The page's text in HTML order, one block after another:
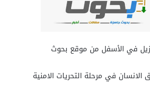
في الأسفل من موقع بحوث
في مرحلة التحريات الامنية